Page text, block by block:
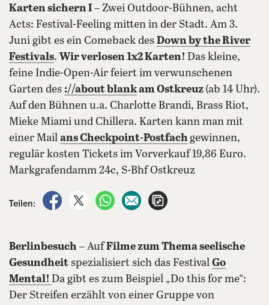
Karten sichern I – Zwei Outdoor-Bühnen, acht
Acts: Festival-Feeling mitten in der Stadt. Am 3.
Juni gibt es ein Comeback des Down by the River
Festivals. Wir verlosen 1x2 Karten! Das kleine,
feine Indie-Open-Air feiert im verwunschenen
Garten des ://about blankam Ostkreuz (ab 14 Uhr).
Auf den Bühnen u.a. Charlotte Brandi, Brass Riot,
Mieke Miami und Chillera. Karten kann man mit
einer Mail ans Checkpoint-Postfachgewinnen,
regulär kosten Tickets im Vorverkauf 19,86 Euro.
Markgrafendamm 24c, S-Bhf Ostkreuz
Teilen:
auf Facebook teilen
auf X teilenper WhatsApp teilen
per E-Mail teilen
Berlinbesuch – AufFilme zum Thema seelische
Gesundheit spezialisiert sich das Festival Go
Mental! Da gibt es zum Beispiel „Do this for me“:
Der Streifen erzählt von einer Gruppe von